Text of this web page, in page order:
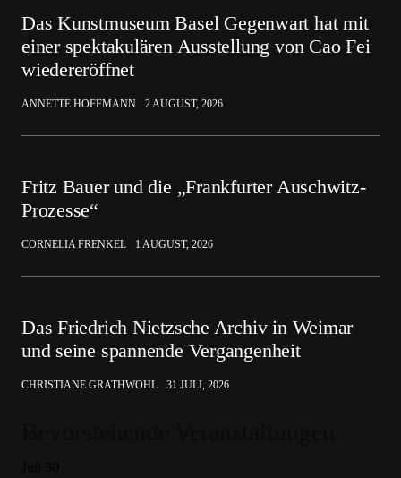
Das Kunstmuseum Basel Gegenwart hat mit
einer spektakulären Ausstellung von Cao Fei
wiedereröffnet
ANNETTE HOFFMANN 2 AUGUST, 2026
Fritz Bauer und die „Frankfurter Auschwitz-
Prozesse“
CORNELIA FRENKEL 1 AUGUST, 2026
Das Friedrich Nietzsche Archiv in Weimar
und seine spannende Vergangenheit
CHRISTIANE GRATHWOHL 31 JULI, 2026